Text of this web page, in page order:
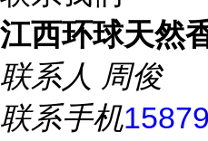
江西环球天然
联系人 周俊
联系手机